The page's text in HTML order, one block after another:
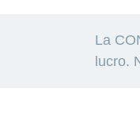
La
lucro.